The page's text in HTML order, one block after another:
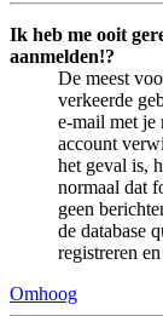
Ik heb me ooit
aanmelden!?
De meest
verkeerde
e-mail met je
account
het geval is,
normaal dat
geen
de database
registreren
Omhoog